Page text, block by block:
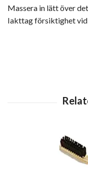
Massera in lätt
Iakttag försiktighet vid